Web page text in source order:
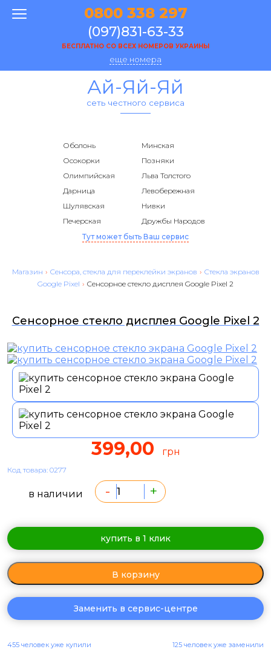
0800 338 297
(097)831-63-33
БЕСПЛАТНО СО ВСЕХ НОМЕРОВ УКРАИНЫ
еще номера
Ай-Яй-Яй
сеть честного сервиса
Оболонь
Минская
Осокорки
Позняки
Олимпийская
Льва Толстого
Дарница
Левобережная
Шулявская
Нивки
Печерская
Дружбы Народов
Тут может быть Ваш сервис
Магазин › Сенсора, стекла для переклейки экранов › Стекла экранов
Google Pixel › Сенсорное стекло дисплея Google Pixel 2
Сенсорное стекло дисплея Google Pixel 2
399,00 грн
Код товара: 0277
в наличии - +
купить в 1 клик
В корзину
Заменить в сервис-центре
455 человек уже купили 125 человек уже заменили